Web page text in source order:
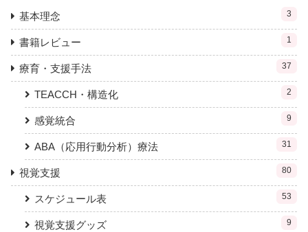
基本理念 3
書籍レビュー 1
療育・支援手法 37
TEACCH・構造化 2
感覚統合 9
ABA（応用行動分析）療法 31
視覚支援 80
スケジュール表 53
視覚支援グッズ 9